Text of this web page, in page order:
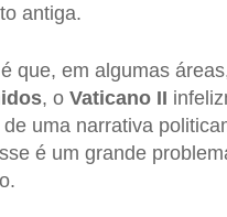
antiga.
que, em algumas
, o Vaticano II
uma narrativa
é um grande